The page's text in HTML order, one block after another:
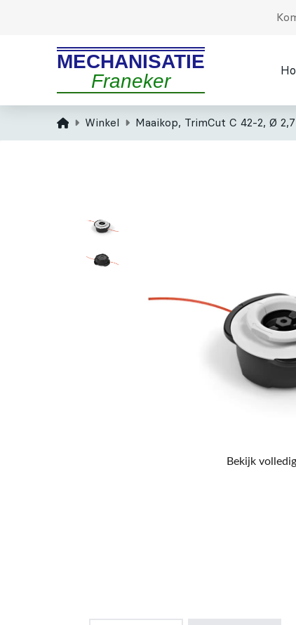
MECHANISATIE
Franeker
HomeWinkel Maaikop, TrimCut C 42-2, Ø
Bekijk